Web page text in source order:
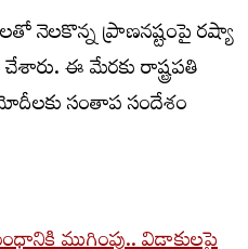
నెలకొన్న ప్రాణనష్టంపై రష్యా
చేశారు. ఈ మేరకు రాష్ట్రపతి
మోదీలకు సంతాప సందేశం